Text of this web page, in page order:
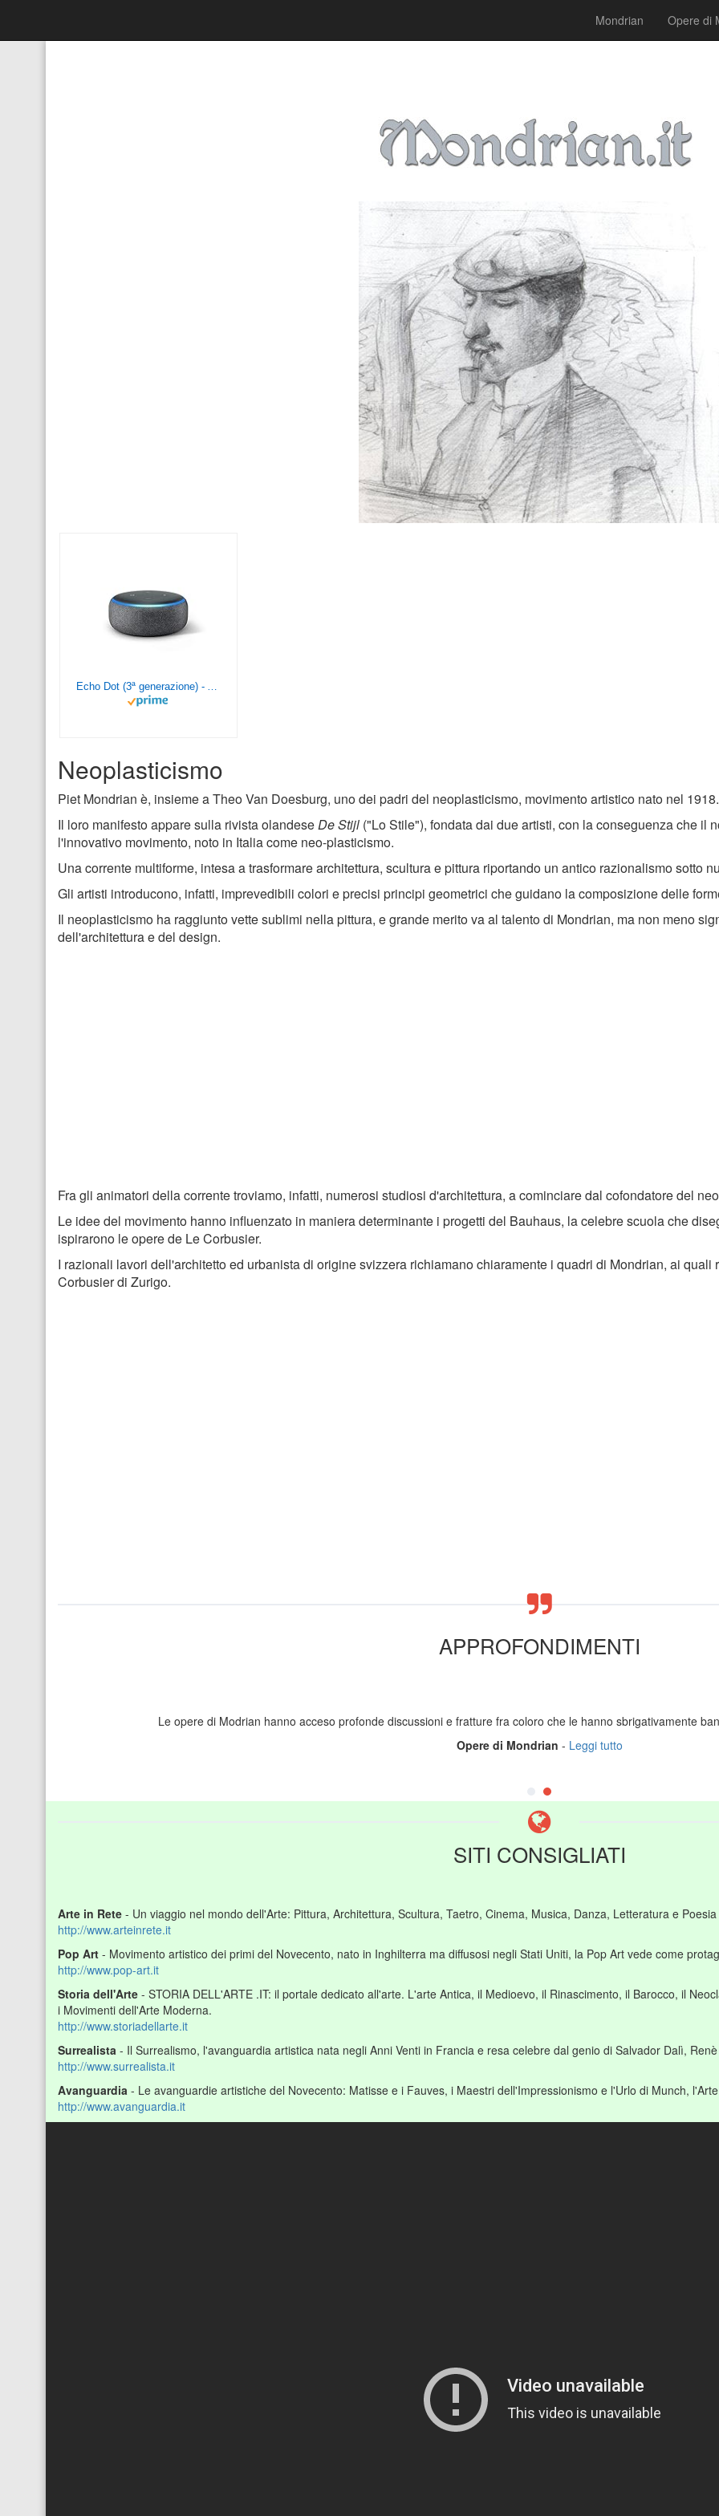
Mondrian Opere di
Echo Dot (3ª generazione) - Altoparlante intelligente con integrazione Alexa - Tessuto antracite
Neoplasticismo
Piet Mondrian è, insieme a Theo Van Doesburg, uno dei padri del neoplasticismo, movimento artistico nato nel 1918.
Il loro manifesto appare sulla rivista olandeseDe Stijl ("Lo Stile"), fondata dai due artisti, con la conseguenza che il
l'innovativo movimento, noto in Italia come neo-plasticismo.
Una corrente multiforme, intesa a trasformare architettura, scultura e pittura riportando un antico razionalismo sotto
Gli artisti introducono, infatti, imprevedibili colori e precisi principi geometrici che guidano la composizione delle
Il neoplasticismo ha raggiunto vette sublimi nella pittura, e grande merito va al talento di Mondrian, ma non meno
dell'architettura e del design.
Fra gli animatori della corrente troviamo, infatti, numerosi studiosi d'architettura, a cominciare dal cofondatore del
Le idee del movimento hanno influenzato in maniera determinante i progetti del Bauhaus, la celebre scuola che
ispirarono le opere de Le Corbusier.
I razionali lavori dell'architetto ed urbanista di origine svizzera richiamano chiaramente i quadri di Mondrian, ai
Corbusier di Zurigo.
APPROFONDIMENTI
Le opere di Modrian hanno acceso profonde discussioni e fratture fra coloro che le hanno sbrigativamente
Opere di Mondrian - Leggi tutto
SITI CONSIGLIATI
Arte in Rete - Un viaggio nel mondo dell'Arte: Pittura, Architettura, Scultura, Taetro, Cinema, Musica, Danza, Letteratura e
http://www.arteinrete.it
Pop Art - Movimento artistico dei primi del Novecento, nato in Inghilterra ma diffusosi negli Stati Uniti, la Pop Art vede come
http://www.pop-art.it
Storia dell'Arte - STORIA DELL'ARTE .IT: il portale dedicato all'arte. L'arte Antica, il Medioevo, il Rinascimento, il Barocco, il
i Movimenti dell'Arte Moderna.
http://www.storiadellarte.it
Surrealista - Il Surrealismo, l'avanguardia artistica nata negli Anni Venti in Francia e resa celebre dal genio di Salvador Dalì,
http://www.surrealista.it
Avanguardia - Le avanguardie artistiche del Novecento: Matisse e i Fauves, i Maestri dell'Impressionismo e l'Urlo di Munch,
http://www.avanguardia.it